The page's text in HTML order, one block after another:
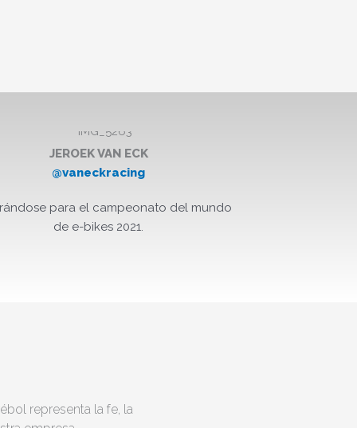
JEROEK VAN ECK
@vaneckracing
para el campeonato del mundo
de e-bikes 2021.
representa la fe, la